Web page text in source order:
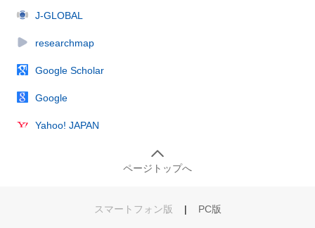
J-GLOBAL
researchmap
Google Scholar
Google
Yahoo! JAPAN
ページトップへ
スマートフォン版 | PC版